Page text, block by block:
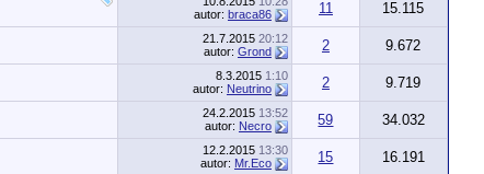
autor: braca86 11
15.115
21.7.2015 20:12
autor: Grond 2
9.672
8.3.2015 1:10
autor: Neutrino 2
9.719
24.2.2015 13:52
autor: Necro 59
34.032
12.2.2015 13:30
autor: Mr.Eco 15
16.191